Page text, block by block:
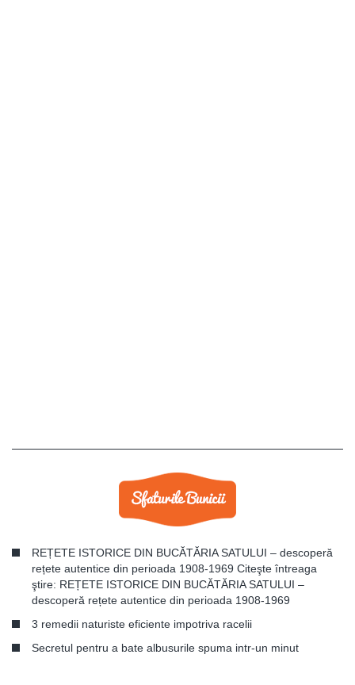
REȚETE ISTORICE DIN BUCĂTĂRIA SATULUI – descoperă
rețete autentice din perioada 1908-1969 Citeşte întreaga
ştire: REȚETE ISTORICE DIN BUCĂTĂRIA SATULUI –
descoperă rețete autentice din perioada 1908-1969
3 remedii naturiste eficiente impotriva racelii
Secretul pentru a bate albusurile spuma intr-un minut